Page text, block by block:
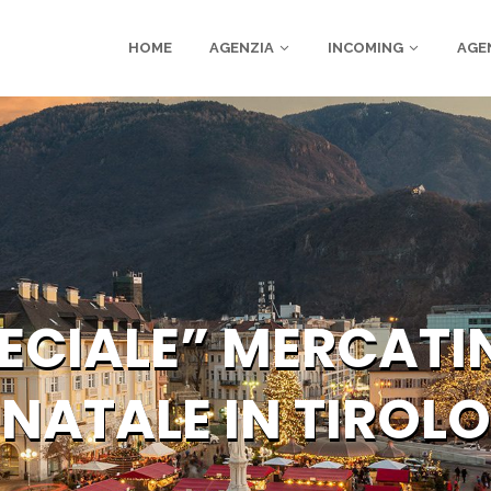
HOME AGENZIA INCOMING
NATALE IN TIROLO